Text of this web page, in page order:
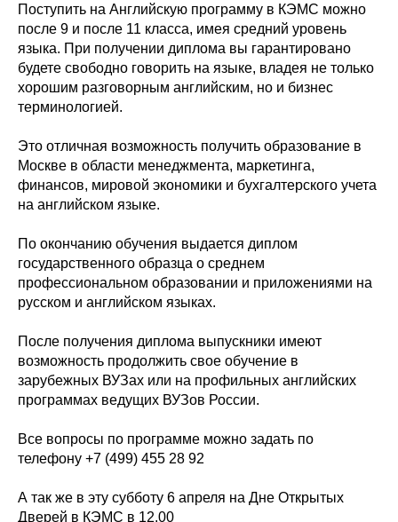
Поступить на Английскую программу в КЭМС можно
после 9 и после 11 класса, имея средний уровень
языка. При получении диплома вы гарантировано
будете свободно говорить на языке, владея не только
хорошим разговорным английским, но и бизнес
терминологией.
Это отличная возможность получить образование в
Москве в области менеджмента, маркетинга,
финансов, мировой экономики и бухгалтерского учета
на английском языке.
По окончанию обучения выдается диплом
государственного образца о среднем
профессиональном образовании и приложениями на
русском и английском языках.
После получения диплома выпускники имеют
возможность продолжить свое обучение в
зарубежных ВУЗах или на профильных английских
программах ведущих ВУЗов России.
Все вопросы по программе можно задать по
телефону +7 (499) 455 28 92
А так же в эту субботу 6 апреля на Дне Открытых
Дверей в КЭМС в 12.00